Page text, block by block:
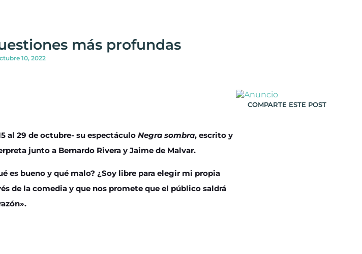
más profundas
10, 2022
al 29 de octubre- su espectáculo Negra sombra, escrito y
junto a Bernardo Rivera y Jaime de Malvar.
es bueno y qué malo? ¿Soy libre para elegir mi propia
de la comedia y que nos promete que el público saldrá
COMPARTE ESTE POST